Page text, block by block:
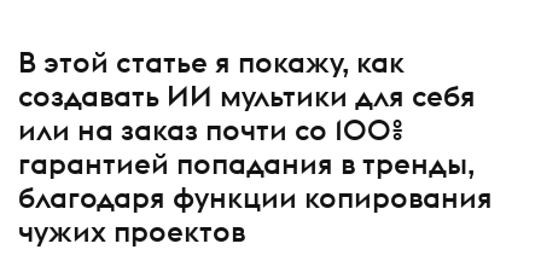
В этой статье я покажу, как
создавать ИИ мультики для себя
или на заказ почти со 100%
гарантией попадания в тренды,
благодаря функции копирования
чужих проектов